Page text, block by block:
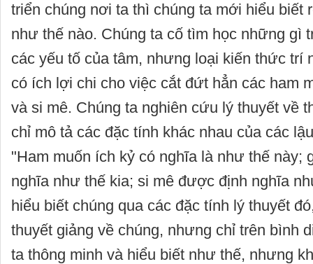
triển chúng nơi ta thì chúng ta mới hiểu biết
như thế nào. Chúng ta cố tìm học những gì
các yếu tố của tâm, nhưng loại kiến thức trí
có ích lợi chi cho việc cắt đứt hẳn các ham
và si mê. Chúng ta nghiên cứu lý thuyết về
chỉ mô tả các đặc tính khác nhau của các
"Ham muốn ích kỷ có nghĩa là như thế này;
nghĩa như thế kia; si mê được định nghĩa
hiểu biết chúng qua các đặc tính lý thuyết
thuyết giảng về chúng, nhưng chỉ trên bình
ta thông minh và hiểu biết như thế, nhưng